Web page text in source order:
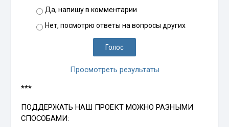
Да, напишу в комментарии
Нет, посмотрю ответы на вопросы других
Просмотреть результаты
***
ПОДДЕРЖАТЬ НАШ ПРОЕКТ МОЖНО РАЗНЫМИ
СПОСОБАМИ: